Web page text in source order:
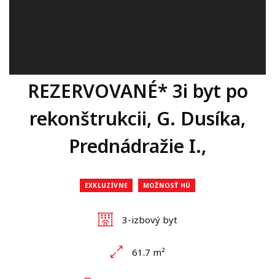
REZERVOVANÉ* 3i byt po
rekonštrukcii, G. Dusíka,
Prednádražie I.,
EXKLUZÍVNE MOŽNOSŤ HÚ
3-izbový byt
61.7 m²